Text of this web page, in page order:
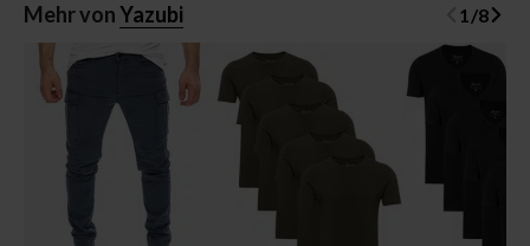
Mehr vonYazubi 1 /8